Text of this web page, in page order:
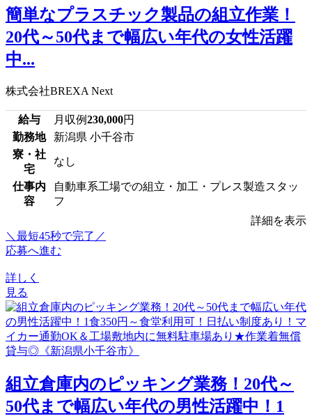
簡単なプラスチック製品の組立作業！
20代～50代まで幅広い年代の女性活躍
中...
株式会社BREXA Next
給与 月収例230,000円
勤務地
新潟県 小千谷市
寮・社
宅
なし
仕事内
容
自動車系工場での組立・加工・プレス製造スタッ
フ
詳細を表示
＼最短45秒で完了／
応募へ進む
詳しく
見る
組立倉庫内のピッキング業務！20代～
50代まで幅広い年代の男性活躍中！1